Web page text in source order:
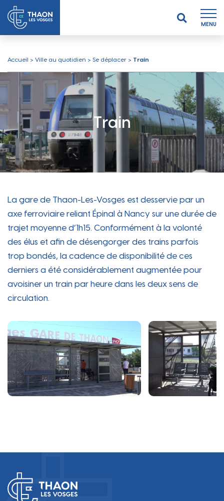
MENU
Accueil > Ville au quotidien > Se déplacer > Train
Train
La gare de Thaon-Les-Vosges est desservie par un
axe ferroviaire reliant Épinal à Nancy sur une durée de
trajet moyenne d’1h15. Conformément à la volonté
des élus et afin de désengorger des trains parfois
trop bondés, la cadence de disponibilité de ces
derniers a été considérablement augmentée pour
avoisiner un train par heure dans les deux sens de
circulation.